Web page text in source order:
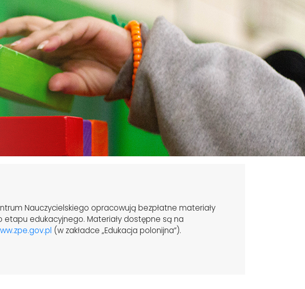
Nauczycielskiego opracowują bezpłatne materiały
edukacyjnego. Materiały dostępne są na
(w zakładce „Edukacja polonijna”).